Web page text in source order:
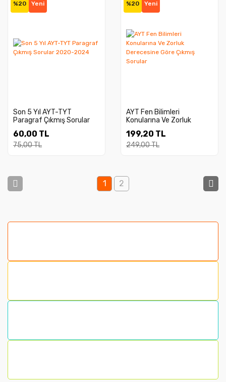
%20 Yeni
Son 5 Yıl AYT-TYT
Paragraf Çıkmış Sorular
60,00 TL
75,00 TL
%20 Yeni
AYT Fen Bilimleri
Konularına Ve Zorluk
Sorular
199,20 TL
249,00 TL
1 2